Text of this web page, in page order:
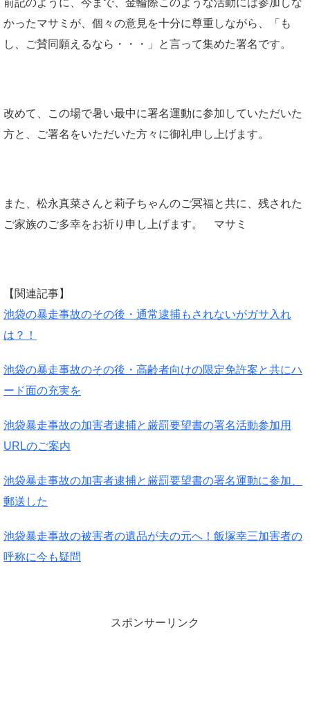
前記のように、今まで、金輪際このような活動には参加しな
かったマサミが、個々の意見を十分に尊重しながら、「も
し、ご賛同願えるなら・・・」と言って集めた署名です。
改めて、この場で暑い最中に署名運動に参加していただいた
方と、ご署名をいただいた方々に御礼申し上げます。
また、松永真菜さんと莉子ちゃんのご冥福と共に、残された
ご家族のご多幸をお祈り申し上げます。 マサミ
【関連記事】
池袋の暴走事故のその後・通常逮捕もされないがガサ入れ
は？！
池袋の暴走事故のその後・高齢者向けの限定免許案と共にハ
ード面の充実を
池袋暴走事故の加害者逮捕と厳罰要望書の署名活動参加用
URLのご案内
池袋暴走事故の加害者逮捕と厳罰要望書の署名運動に参加、
郵送した
池袋暴走事故の被害者の遺品が夫の元へ！飯塚幸三加害者の
呼称に今も疑問
スポンサーリンク